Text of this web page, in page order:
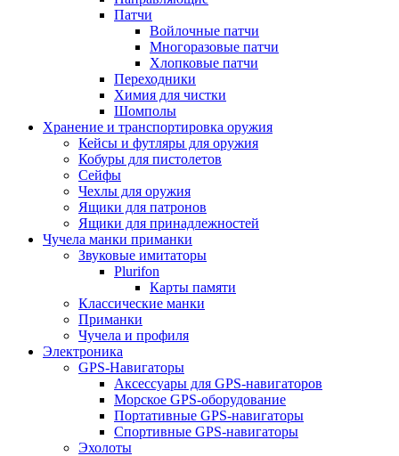
Патчи
Войлочные патчи
Многоразовые патчи
Хлопковые патчи
Переходники
Химия для чистки
Шомполы
Хранение и транспортировка оружия
Кейсы и футляры для оружия
Кобуры для пистолетов
Сейфы
Чехлы для оружия
Ящики для патронов
Ящики для принадлежностей
Чучела манки приманки
Звуковые имитаторы
Plurifon
Карты памяти
Классические манки
Приманки
Чучела и профиля
Электроника
GPS-Навигаторы
Аксессуары для GPS-навигаторов
Морское GPS-оборудование
Портативные GPS-навигаторы
Спортивные GPS-навигаторы
Эхолоты